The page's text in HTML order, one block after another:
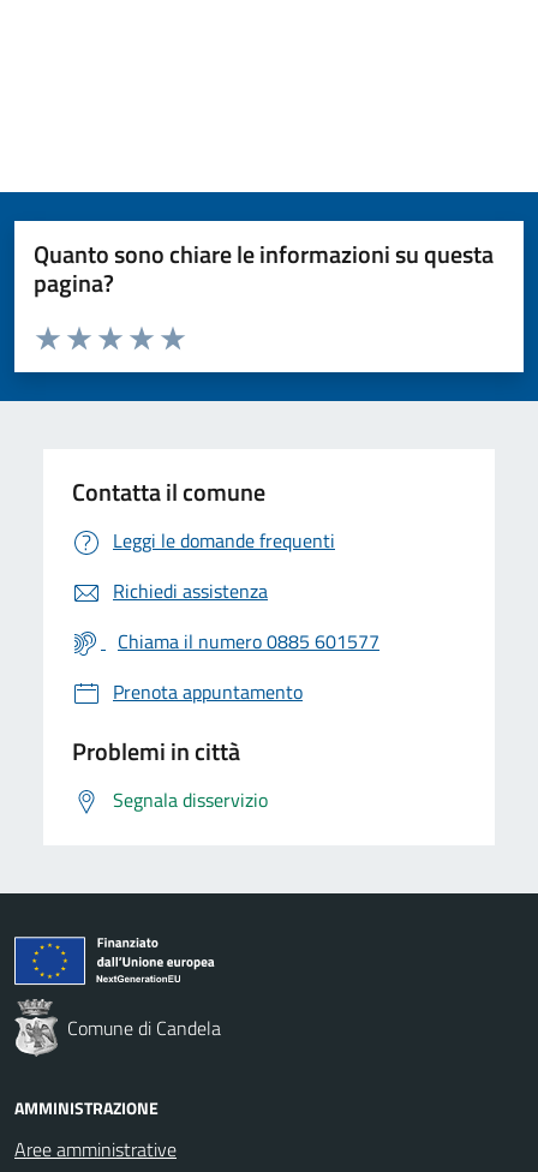
Quanto sono chiare le informazioni su questa
pagina?
Valuta da 1 a 5 stelle la pagina
Valuta 5 stelle su 5
Valuta 4 stelle su 5
Valuta 3 stelle su 5
Valuta 2 stelle su 5
Valuta 1 stelle su 5
Contatta il comune
Leggi le domande frequenti
Richiedi assistenza
Chiama il numero 0885 601577
Prenota appuntamento
Problemi in città
Segnala disservizio
Comune di Candela
AMMINISTRAZIONE
Aree amministrative